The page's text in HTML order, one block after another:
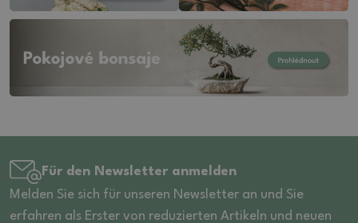
Für den Newsletter anmelden
Melden Sie sich für unseren Newsletter an und Sie
erfahren als Erster von reduzierten Artikeln und neuen